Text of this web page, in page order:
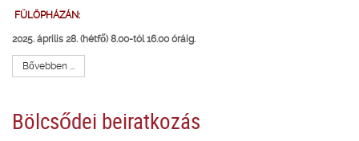
FÜLÖPHÁZÁN:
2025. április 28. (hétfő) 8.00-tól 16.00 óráig.
Bővebben ...
Bölcsődei beiratkozás